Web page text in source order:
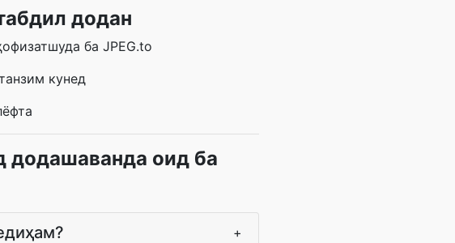
додан
ба JPEG.to
кунед
додашаванда оид ба
+